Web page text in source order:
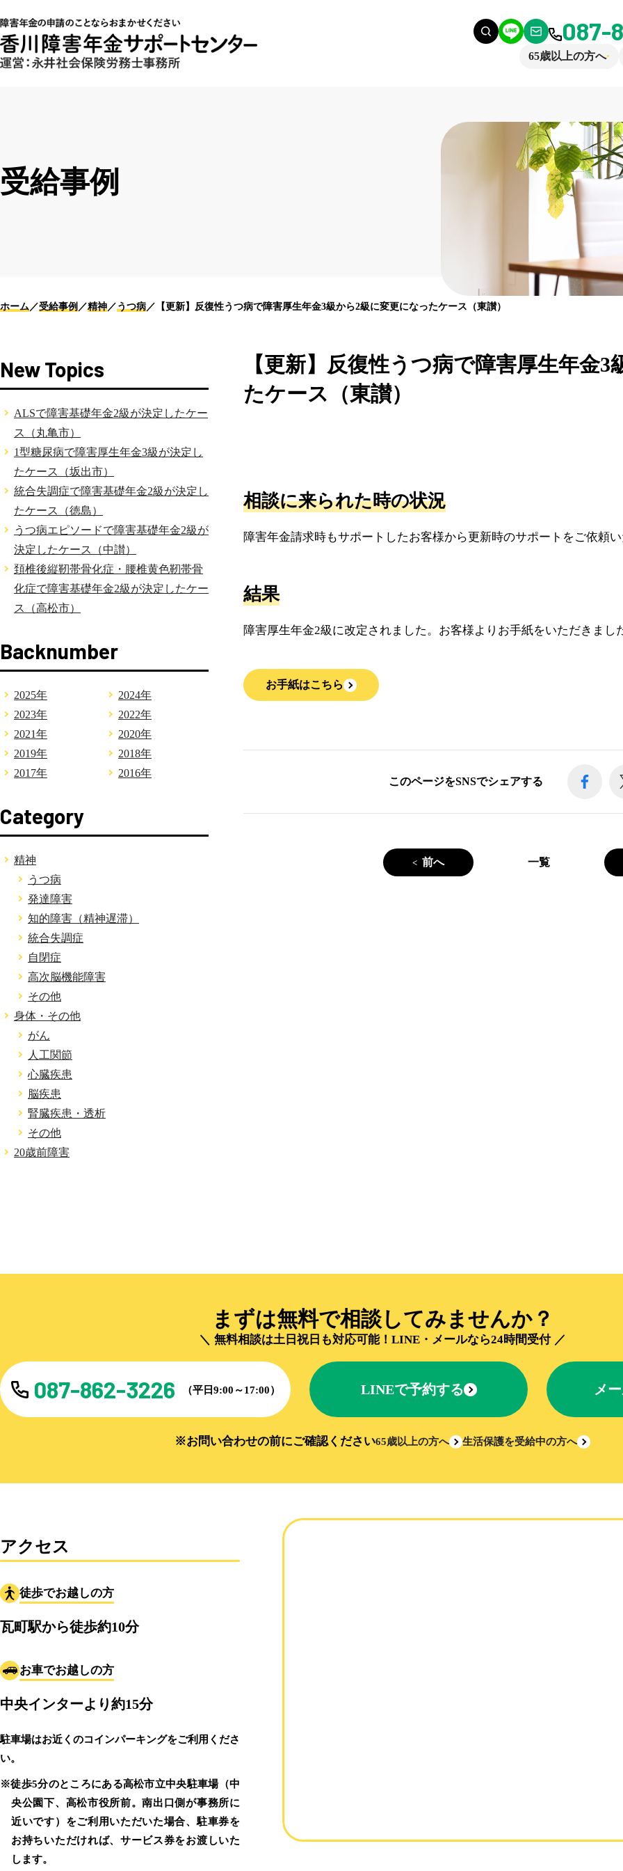
087-
65歳以上の方へ
受給事例
ホーム 受給事例 精神 うつ病 【更新】反復性うつ病で障害厚生年金3級から2級に変更になったケース（東讃）
【更新】反復性うつ病で障害厚生年金
たケース（東讃）
相談に来られた時の状況
障害年金請求時もサポートしたお客様から更新時のサポートをご依頼い
結果
障害厚生年金2級に改定されました。お客様よりお手紙をいただきまし
お手紙はこちら
このページをSNSでシェアする
前へ 一覧
New Topics
ALSで障害基礎年金2級が決定したケー
ス（丸亀市）
1型糖尿病で障害厚生年金3級が決定し
たケース（坂出市）
統合失調症で障害基礎年金2級が決定し
たケース（徳島）
うつ病エピソードで障害基礎年金2級が
決定したケース（中讃）
頚椎後縦靭帯骨化症・腰椎黄色靭帯骨
化症で障害基礎年金2級が決定したケー
ス（高松市）
Backnumber
2025年
2024年
2023年
2022年
2021年
2020年
2019年
2018年
2017年
2016年
Category
精神
うつ病
発達障害
知的障害（精神遅滞）
統合失調症
自閉症
高次脳機能障害
その他
身体・その他
がん
人工関節
心臓疾患
脳疾患
腎臓疾患・透析
その他
20歳前障害
まずは無料で相談してみませんか？
無料相談は土日祝日も対応可能！ LINE・メールなら24時間受付
087-862-3226 （平日9:00～17:00） LINEで予約する メ
※お問い合わせの前にご確認ください65歳以上の方へ 生活保護を受給中の方へ
アクセス
徒歩でお越しの方
瓦町駅から徒歩約10分
お車でお越しの方
中央インターより約15分
駐車場はお近くのコインパーキングをご利用くださ
い。
※徒歩5分のところにある高松市立中央駐車場（中
央公園下、高松市役所前。南出口側が事務所に
近いです）をご利用いただいた場合、駐車券を
お持ちいただければ、サービス券をお渡しいた
します。